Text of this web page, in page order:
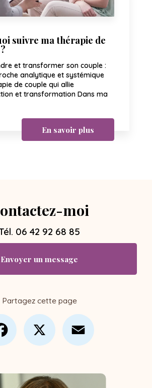
suivre ma thérapie de
et transformer son couple :
analytique et systémique
de couple qui allie
et transformation Dans ma
En savoir plus
moi
06 42 92 68 85
Envoyer un message
Partagez cette page
Facebook